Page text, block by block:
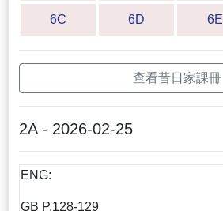
6C 6D 6E
查看昔日家課冊
2A - 2026-02-25
ENG:
GB P.128-129